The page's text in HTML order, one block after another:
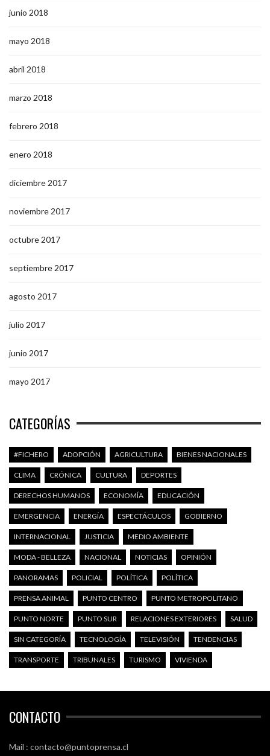
junio 2018
mayo 2018
abril 2018
marzo 2018
febrero 2018
enero 2018
diciembre 2017
noviembre 2017
octubre 2017
septiembre 2017
agosto 2017
julio 2017
junio 2017
mayo 2017
CATEGORÍAS
#FICHERO ADOPCIÓN AGRICULTURA BIENES NACIONALES
CLIMA CRÓNICA CULTURA DEPORTES
DERECHOS HUMANOS ECONOMÍA EDUCACIÓN
EMERGENCIA ENERGÍA ESPECTÁCULOS GOBIERNO
INTERNACIONAL JUSTICIA MEDIO AMBIENTE
MODA - BELLEZA NACIONAL NOTICIAS OPINIÓN
PANORAMAS POLICIAL POLÍTICA POLÍTICA
PRENSA ANIMAL PUNTO CENTRO PUNTO METROPOLITANO
PUNTO NORTE PUNTO SUR RELACIONES EXTERIORES SALUD
SIN CATEGORÍA TECNOLOGÍA TELEVISIÓN TENDENCIAS
TRANSPORTE TRIBUNALES TURISMO VIVIENDA
CONTACTO
Mail : contacto@puntoprensa.cl